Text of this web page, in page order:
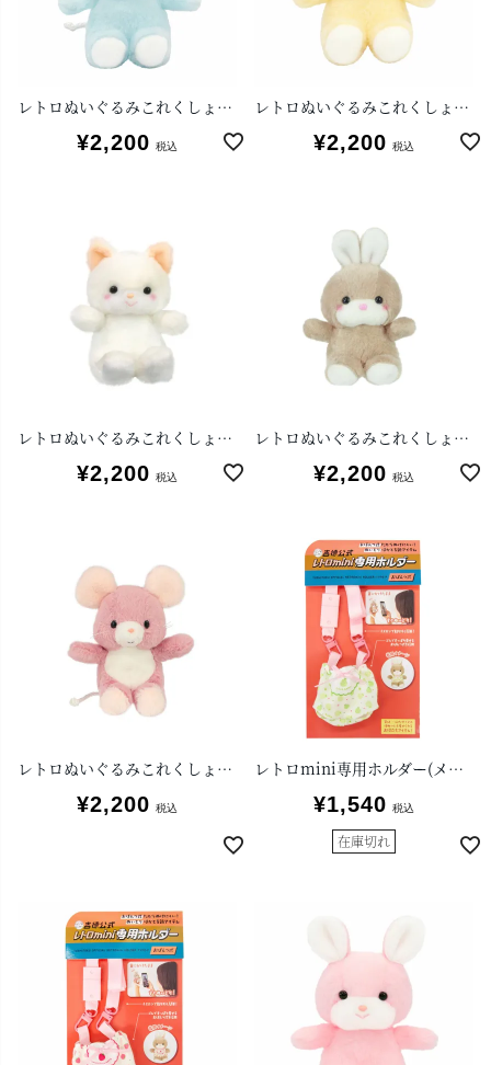
レトロぬいぐるみこれくしょんmini クリーミー ねずみ
¥2,200 税込
レトロぬいぐるみこれくしょんmini クリーミーねこ(イエロー)
¥2,200 税込
レトロぬいぐるみこれくしょんmini クリーミーねこ
¥2,200 税込
レトロぬいぐるみこれくしょんmini キャンディ
¥2,200 税込
レトロぬいぐるみこれくしょんmini Qピッピ
¥2,200 税込
レトロmini専用ホルダー(メロン)
¥1,540 税込
在庫切れ